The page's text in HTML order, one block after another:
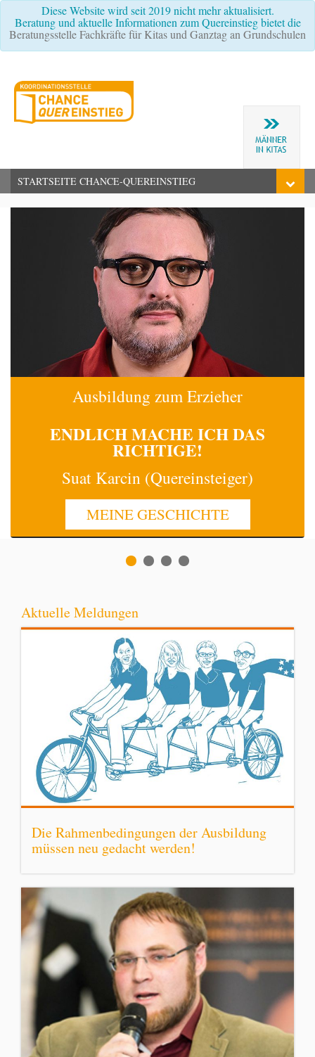
Diese Website wird seit 2019 nicht mehr aktualisiert.
Beratung und aktuelle Informationen zum Quereinstieg bietet die
Beratungsstelle Fachkräfte für Kitas und Ganztag an Grundschulen
STARTSEITE CHANCE-QUEREINSTIEG
Ausbildung zum Erzieher
ENDLICH MACHE ICHDAS
RICHTIGE!
Suat Karcin (Quereinsteiger)
MEINE GESCHICHTE
Aktuelle Meldungen
Die Rahmenbedingungen der Ausbildung
müssen neu gedacht werden!